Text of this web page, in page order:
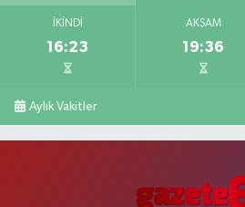
İKINDI
16:23
AKŞAM
19:36
Aylık Vakitler